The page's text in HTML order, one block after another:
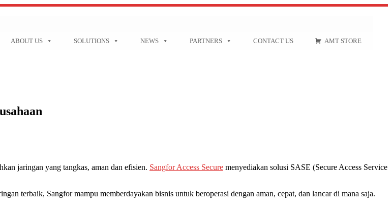
ABOUT US SOLUTIONS NEWS PARTNERS CONTACT US AMT STORE
jaringan yang tangkas, aman dan efisien. Sangfor Access Secure menyediakan solusi SASE (Secure Access Service
terbaik, Sangfor mampu memberdayakan bisnis untuk beroperasi dengan aman, cepat, dan lancar di mana saja.